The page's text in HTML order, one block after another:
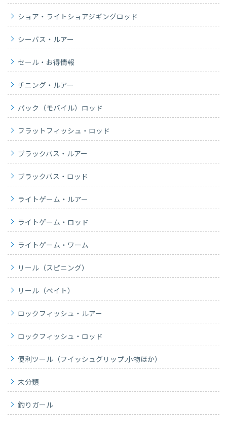
ショア・ライトショアジギングロッド
シーバス・ルアー
セール・お得情報
チニング・ルアー
パック（モバイル）ロッド
フラットフィッシュ・ロッド
ブラックバス・ルアー
ブラックバス・ロッド
ライトゲーム・ルアー
ライトゲーム・ロッド
ライトゲーム・ワーム
リール（スピニング）
リール（ベイト）
ロックフィッシュ・ルアー
ロックフィッシュ・ロッド
便利ツール（フイッシュグリップ.小物ほか）
未分類
釣りガール